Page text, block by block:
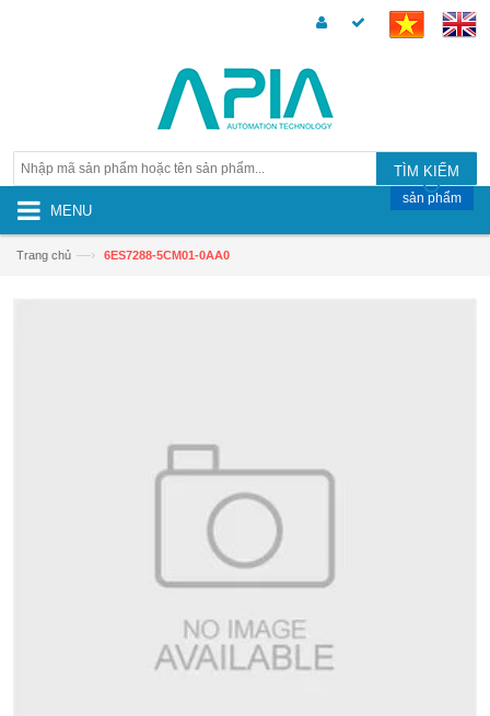
TÌM KIẾM
MENU
sản phẩm
Trang chủ —› 6ES7288-5CM01-0AA0